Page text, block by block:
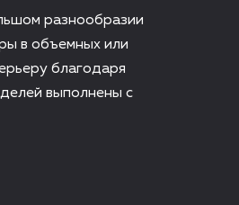
разнообразии
в объемных или
благодаря
выполнены с